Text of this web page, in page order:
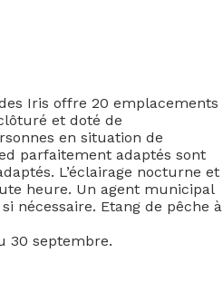
Iris offre 20 emplacements
et doté de
en situation de
parfaitement adaptés sont
L’éclairage nocturne et
heure. Un agent municipal
nécessaire. Etang de pêche à
30 septembre.